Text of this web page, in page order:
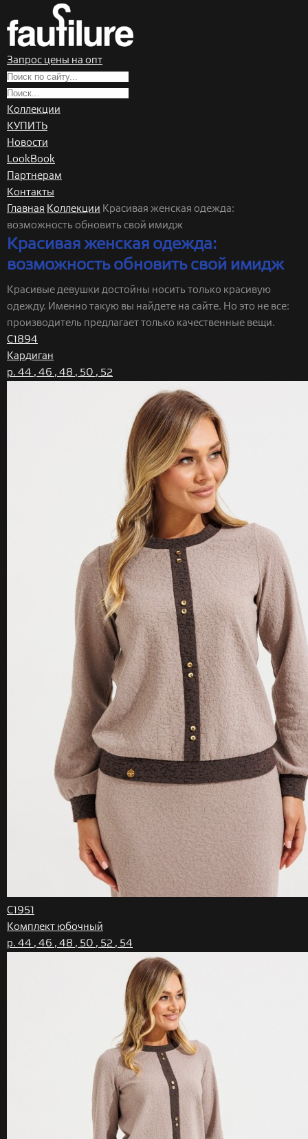
Запрос цены на опт
Коллекции
КУПИТЬ
Новости
LookBook
Партнерам
Контакты
Главная Коллекции Красивая женская одежда:
возможность обновить свой имидж
Красивая женская одежда:
возможность обновить свой имидж
Красивые девушки достойны носить только красивую
одежду. Именно такую вы найдете на сайте. Но это не все:
производитель предлагает только качественные вещи.
С1894
Кардиган
р. 44 , 46 , 48 , 50 , 52
С1951
Комплект юбочный
р. 44 , 46 , 48 , 50 , 52 , 54